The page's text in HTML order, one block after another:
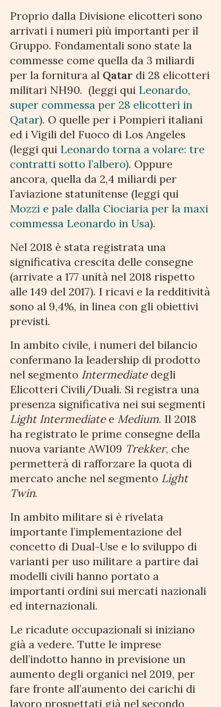
Proprio dalla Divisione elicotteri sono
arrivati i numeri più importanti per il
Gruppo. Fondamentali sono state la
commesse come quella da 3 miliardi
per la fornitura al Qatar di 28 elicotteri
militari NH90. (leggi qui Leonardo,
super commessa per 28 elicotteri in
Qatar). O quelle per i Pompieri italiani
ed i Vigili del Fuoco di Los Angeles
(leggi qui Leonardo torna a volare: tre
contratti sotto l’albero). Oppure
ancora, quella da 2,4 miliardi per
l’aviazione statunitense (leggi qui
Mozzi e pale dalla Ciociaria per la maxi
commessa Leonardo in Usa).
Nel 2018 è stata registrata una
significativa crescita delle consegne
(arrivate a 177 unità nel 2018 rispetto
alle 149 del 2017). I ricavi e la redditività
sono al 9,4%, in linea con gli obiettivi
previsti.
In ambito civile, i numeri del bilancio
confermano la leadership di prodotto
nel segmento Intermediatedegli
Elicotteri Civili/Duali. Si registra una
presenza significativa nei sui segmenti
Light Intermediatee Medium. Il 2018
ha registrato le prime consegne della
nuova variante AW109 Trekker, che
permetterà di rafforzare la quota di
mercato anche nel segmento Light
Twin.
In ambito militare si è rivelata
importante l’implementazione del
concetto di Dual-Use e lo sviluppo di
varianti per uso militare a partire dai
modelli civili hanno portato a
importanti ordini sui mercati nazionali
ed internazionali.
Le ricadute occupazionali si iniziano
già a vedere. Tutte le imprese
dell’indotto hanno in previsione un
aumento degli organici nel 2019, per
fare fronte all’aumento dei carichi di
lavoro prospettati già nel secondo